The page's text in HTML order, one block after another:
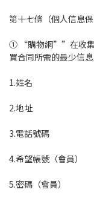
第十七條（個人信息保
① “購物網””在收集
買合同所需的最少信
1.姓名
2.地址
3.電話號碼
4.希望帳號（會員）
5.密碼（會員）